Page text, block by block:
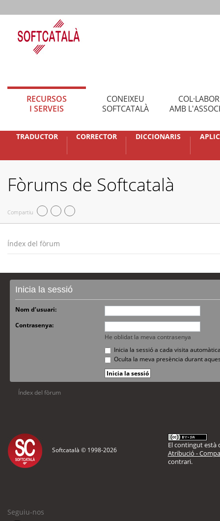
RECURSOS
I SERVEIS
CONEIXEU
SOFTCATALÀ
AMB
TRADUCTOR CORRECTOR DICCIONARIS
Fòrums de Softcatalà
Compartiu
Índex del fòrum
Inicia la sessió
Nom d’usuari:
Contrasenya:
He oblidat la meva contrasenya
Inicia la sessió a cada visita
Oculta la meva presència durant
Índex del fòrum
Softcatalà © 1998-2026
El contingut està
Atribució -
contrari.
Seguiu-nos